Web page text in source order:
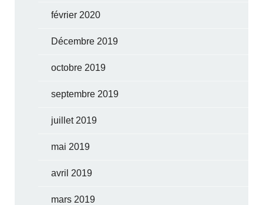
février 2020
Décembre 2019
octobre 2019
septembre 2019
juillet 2019
mai 2019
avril 2019
mars 2019